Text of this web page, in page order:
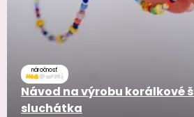
náročnosť
Návod na výrobu korálkové
sluchátka